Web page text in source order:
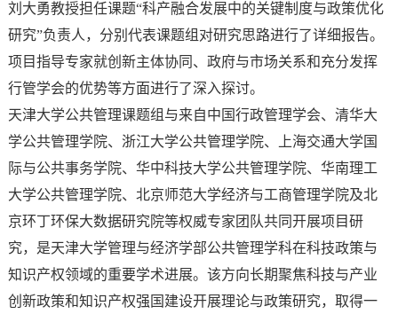
刘大勇教授担任课题“科产融合发展中的关键制度与政策优化
研究”负责人，分别代表课题组对研究思路进行了详细报告。
项目指导专家就创新主体协同、政府与市场关系和充分发挥
行管学会的优势等方面进行了深入探讨。
天津大学公共管理课题组与来自中国行政管理学会、清华大
学公共管理学院、浙江大学公共管理学院、上海交通大学国
际与公共事务学院、华中科技大学公共管理学院、华南理工
大学公共管理学院、北京师范大学经济与工商管理学院及北
京环丁环保大数据研究院等权威专家团队共同开展项目研
究，是天津大学管理与经济学部公共管理学科在科技政策与
知识产权领域的重要学术进展。该方向长期聚焦科技与产业
创新政策和知识产权强国建设开展理论与政策研究，取得一